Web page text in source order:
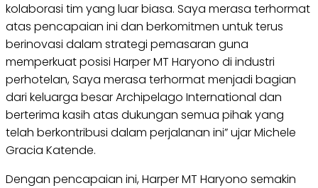
kolaborasi tim yang luar biasa. Saya merasa terhormat
atas pencapaian ini dan berkomitmen untuk terus
berinovasi dalam strategi pemasaran guna
memperkuat posisi Harper MT Haryono di industri
perhotelan, Saya merasa terhormat menjadi bagian
dari keluarga besar Archipelago International dan
berterima kasih atas dukungan semua pihak yang
telah berkontribusi dalam perjalanan ini” ujar Michele
Gracia Katende.
Dengan pencapaian ini, Harper MT Haryono semakin